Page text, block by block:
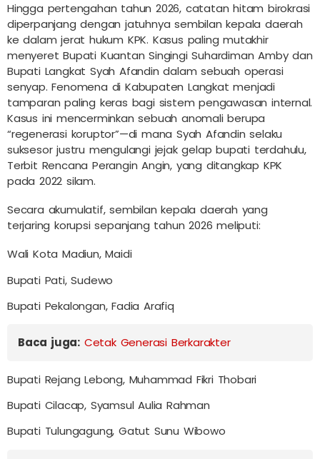
Hingga pertengahan tahun 2026, catatan hitam birokrasi
diperpanjang dengan jatuhnya sembilan kepala daerah
ke dalam jerat hukum KPK. Kasus paling mutakhir
menyeret Bupati Kuantan Singingi Suhardiman Amby dan
Bupati Langkat Syah Afandin dalam sebuah operasi
senyap. Fenomena di Kabupaten Langkat menjadi
tamparan paling keras bagi sistem pengawasan internal.
Kasus ini mencerminkan sebuah anomali berupa
“regenerasi koruptor”—di mana Syah Afandin selaku
suksesor justru mengulangi jejak gelap bupati terdahulu,
Terbit Rencana Perangin Angin, yang ditangkap KPK
pada 2022 silam.
Secara akumulatif, sembilan kepala daerah yang
terjaring korupsi sepanjang tahun 2026 meliputi:
Wali Kota Madiun, Maidi
Bupati Pati, Sudewo
Bupati Pekalongan, Fadia Arafiq
Baca juga: Cetak Generasi Berkarakter
Bupati Rejang Lebong, Muhammad Fikri Thobari
Bupati Cilacap, Syamsul Aulia Rahman
Bupati Tulungagung, Gatut Sunu Wibowo